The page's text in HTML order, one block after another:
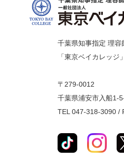
千葉県知事指定 理容
「東京ベイカレッ
〒279-0012
千葉県浦安市入船1-
TEL 047-318-3090 /